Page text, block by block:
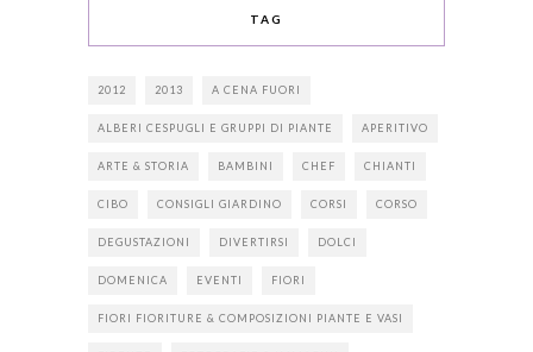
TAG
2012 2013 A CENA FUORI
ALBERI CESPUGLI E GRUPPI DI PIANTE APERITIVO
ARTE & STORIA BAMBINI CHEF CHIANTI
CIBO CONSIGLI GIARDINO CORSI CORSO
DEGUSTAZIONI DIVERTIRSI DOLCI
DOMENICA EVENTI FIORI
FIORI FIORITURE & COMPOSIZIONI PIANTE E VASI